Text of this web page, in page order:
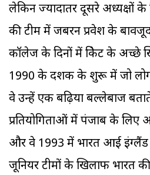
लेकिन ज्यादातर दूसरे अध्यक्षों
की टीम में जबरन प्रवेश के
कॉलेज के दिनों में क्रिकेट के अच्छे
1990 के दशक के शुरू में जो
वे उन्हें एक बढ़िया बल्लेबाज बताते
प्रतियोगिताओं में पंजाब के लिए
और वे 1993 में भारत आई इंग्लैंड
जूनियर टीमों के खिलाफ भारत